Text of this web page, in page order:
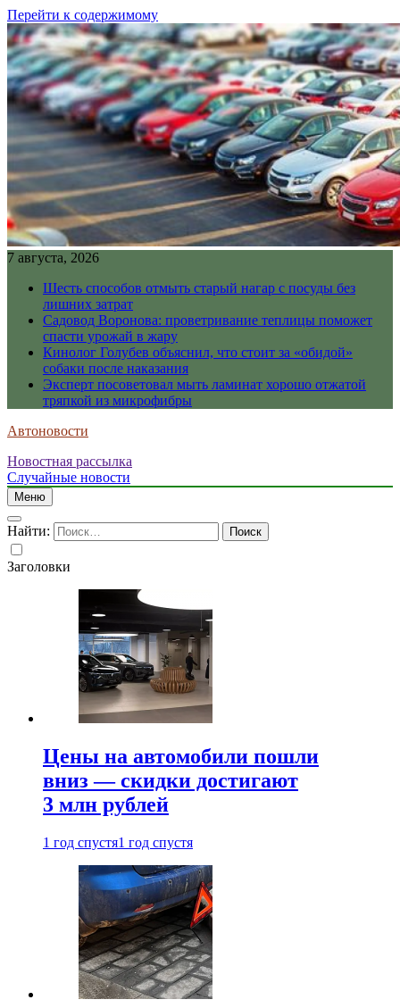
Перейти к содержимому
7 августа, 2026
Шесть способов отмыть старый нагар с посуды без
лишних затрат
Садовод Воронова: проветривание теплицы поможет
спасти урожай в жару
Кинолог Голубев объяснил, что стоит за «обидой»
собаки после наказания
Эксперт посоветовал мыть ламинат хорошо отжатой
тряпкой из микрофибры
Автоновости
Новостная рассылка
Случайные новости
Меню
Найти:
Заголовки
Цены на автомобили пошли
вниз — скидки достигают
3 млн рублей
1 год спустя1 год спустя